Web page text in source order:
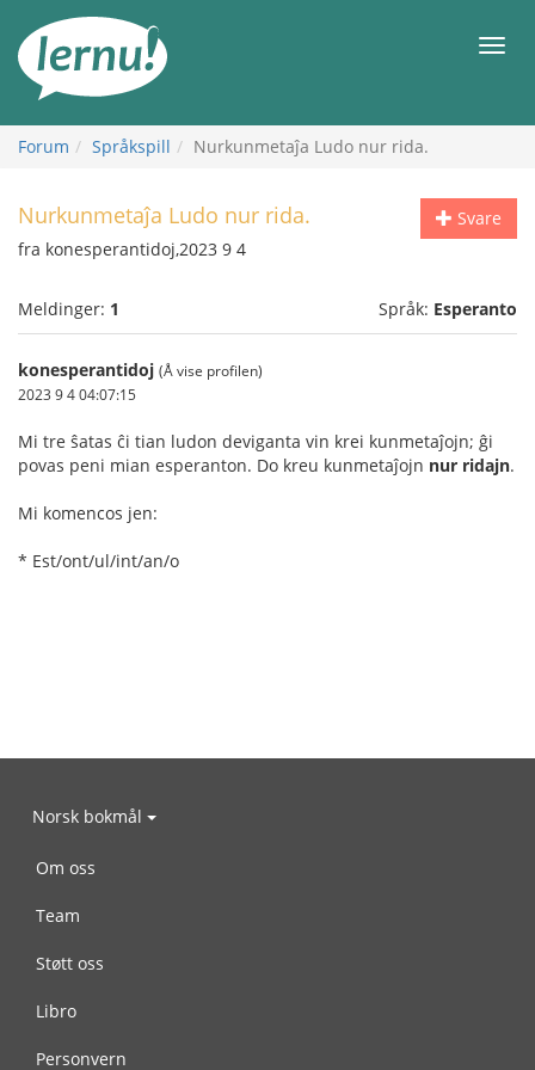
innholdet
Meny
Forum Språkspill Nurkunmetaĵa Ludo nur rida.
Svare
Nurkunmetaĵa Ludo nur rida.
fra konesperantidoj,2023 9 4
Meldinger: 1 Språk: Esperanto
konesperantidoj (Å vise profilen)
2023 9 4 04:07:15
Mi tre ŝatas ĉi tian ludon deviganta vin krei kunmetaĵojn; ĝi
povas peni mian esperanton. Do kreu kunmetaĵojn nur ridajn.
Mi komencos jen:
* Est/ont/ul/int/an/o
Norsk bokmål
Om oss
Team
Støtt oss
Libro
Personvern